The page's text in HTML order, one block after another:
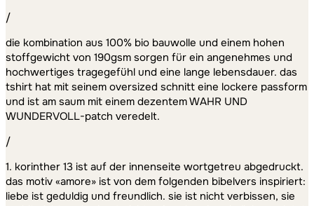
/
die kombination aus 100% bio bauwolle und einem hohen
stoffgewicht von 190gsm sorgen für ein angenehmes und
hochwertiges tragegefühl und eine lange lebensdauer. das
tshirt hat mit seinem oversized schnitt eine lockere passform
und ist am saum mit einem dezentem WAHR UND
WUNDERVOLL-patch veredelt.
/
1. korinther 13 ist auf der innenseite wortgetreu abgedruckt.
das motiv «amore» ist von dem folgenden bibelvers inspiriert:
liebe ist geduldig und freundlich. sie ist nicht verbissen, sie